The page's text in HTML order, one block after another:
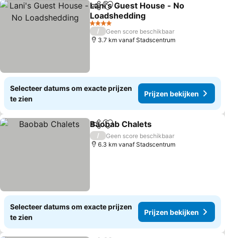
DelenToevoegen aan favorieten
Lani's Guest House - No
Loadshedding
4 Sterren
/
Geen score beschikbaar
3.7 km vanaf Stadscentrum
Selecteer datums om exacte prijzen
te zien
Prijzen bekijken
DelenToevoegen aan favorieten
Baobab Chalets
/
Geen score beschikbaar
6.3 km vanaf Stadscentrum
Selecteer datums om exacte prijzen
te zien
Prijzen bekijken